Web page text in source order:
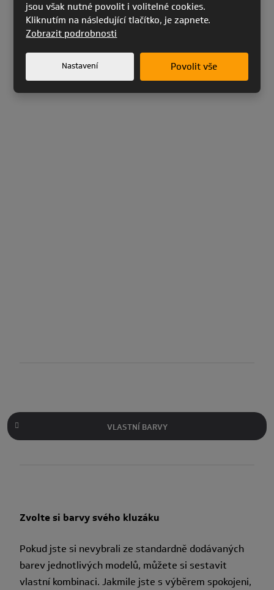
VLASTNÍ BARVY
Zvolte si barvy svého kluzáku
Pokud jste si nevybrali ze standardně dodávaných
barev jednotlivých modelů, můžete si sestavit
vlastní kombinaci. Jakmile jste s výběrem spokojeni,
jsou však nutné povolit i volitelné cookies.
Kliknutím na následující tlačítko, je zapnete.
Zobrazit podrobnosti
Nastavení Povolit vše